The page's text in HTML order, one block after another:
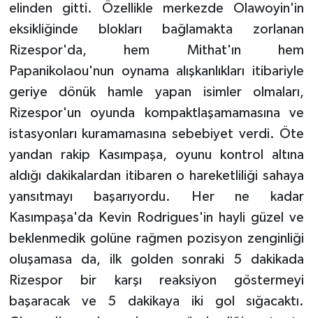
elinden gitti. Özellikle merkezde Olawoyin'in
eksikliğinde blokları bağlamakta zorlanan
Rizespor'da, hem Mithat'ın hem
Papanikolaou'nun oynama alışkanlıkları itibariyle
geriye dönük hamle yapan isimler olmaları,
Rizespor'un oyunda kompaktlaşamamasına ve
istasyonları kuramamasına sebebiyet verdi. Öte
yandan rakip Kasımpaşa, oyunu kontrol altına
aldığı dakikalardan itibaren o hareketliliği sahaya
yansıtmayı başarıyordu. Her ne kadar
Kasımpaşa'da Kevin Rodrigues'in hayli güzel ve
beklenmedik golüne rağmen pozisyon zenginliği
oluşamasa da, ilk golden sonraki 5 dakikada
Rizespor bir karşı reaksiyon göstermeyi
başaracak ve 5 dakikaya iki gol sığacaktı.
SİYASET
SPOR HABERLERİ
TEKNOLOJİ
Turizm
ÜLKE GÜNDEMİ
YAŞAM
Yerel Haberler